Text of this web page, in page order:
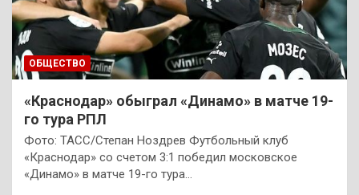
ОБЩЕСТВО
«Краснодар» обыграл «Динамо» в матче 19-
го тура РПЛ
Фото: ТАСС/Степан Ноздрев Футбольный клуб
«Краснодар» со счетом 3:1 победил московское
«Динамо» в матче 19-го тура…